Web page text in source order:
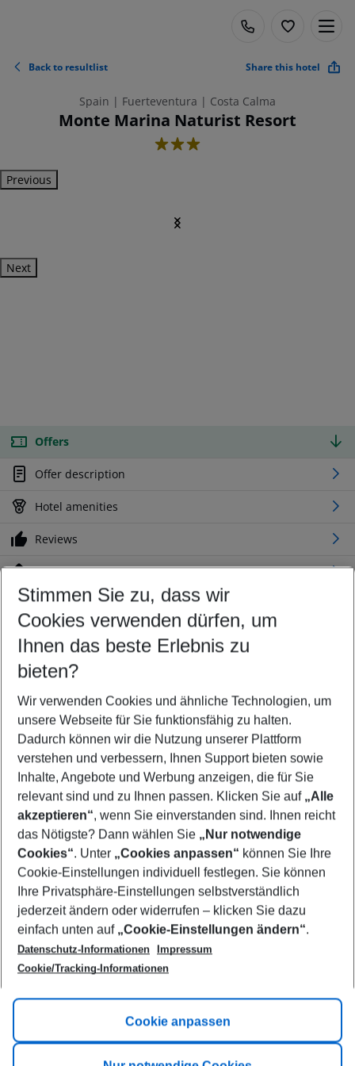
Back to resultlist Share this hotel
Spain | Fuerteventura | Costa Calma
Monte Marina Naturist Resort
3
Previous
Next
Offers
Offer description
Hotel amenities
Reviews
Location
Customize your offer
Find the perfect deal which suits your best
Your departure airport
Any airport
Select your date range
08/08/26–06/08/27 5-8 nights
Who will travel
2 adults No children
Show more filter
Footer
Footer navigation
Title A
Link A
Stimmen Sie zu, dass wir
Cookies verwenden dürfen, um
Ihnen das beste Erlebnis zu
bieten?
Wir verwenden Cookies und ähnliche Technologien, um
unsere Webseite für Sie funktionsfähig zu halten.
Dadurch können wir die Nutzung unserer Plattform
verstehen und verbessern, Ihnen Support bieten sowie
Inhalte, Angebote und Werbung anzeigen, die für Sie
relevant sind und zu Ihnen passen. Klicken Sie auf „Alle
akzeptieren“, wenn Sie einverstanden sind. Ihnen reicht
das Nötigste? Dann wählen Sie „Nur notwendige
Cookies“. Unter „Cookies anpassen“ können Sie Ihre
Cookie-Einstellungen individuell festlegen. Sie können
Ihre Privatsphäre-Einstellungen selbstverständlich
jederzeit ändern oder widerrufen – klicken Sie dazu
einfach unten auf „Cookie-Einstellungen ändern“.
Datenschutz-Informationen
Impressum
Cookie/Tracking-Informationen
Cookie anpassen